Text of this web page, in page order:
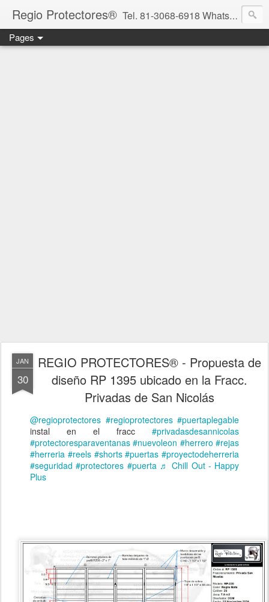
Regio Protectores® Tel. 81-3068-6918 WhatsApp 81-2636-2823 / 33-1145-3780 cotizacionregioprotectores@gmail.com / regioprotectores@gmail.com https://www.facebook.com/RegioProtectores/
Pages
JAN
30
REGIO PROTECTORES® - Propuesta de
diseño RP 1395 ubicado en la Fracc.
Privadas de San Nicolás
@regioprotectores #regioprotectores #puertaplegable
instal en el fracc #privadasdesannicolas
#protectoresparaventanas #nuevoleon #herrero #rejas
#herreria #reels #shorts #puertas #proyectodeherreria
#seguridad #protectores #puerta ♬ Chill Out - Happy
Plus